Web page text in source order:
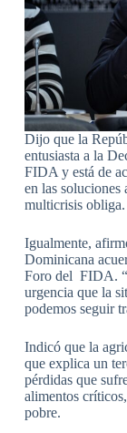
Dijo que la
entusiasta a la
FIDA y está de
en las soluciones
multicrisis obliga.
Igualmente,
Dominicana
Foro del FIDA.
urgencia que la
podemos seguir
Indicó que la
que explica un
pérdidas que
alimentos
pobre.